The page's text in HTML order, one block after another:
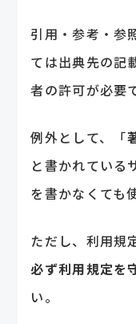
引用・参考・参
ては出典先の記
者の許可が必要
例外として、「
と書かれている
を書かなくても
ただし、利用規
必ず利用規定を
い。